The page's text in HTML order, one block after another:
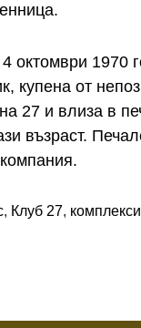
октомври 1970
купена от
27 и влиза в
възраст.
, Клуб 27, комплекси